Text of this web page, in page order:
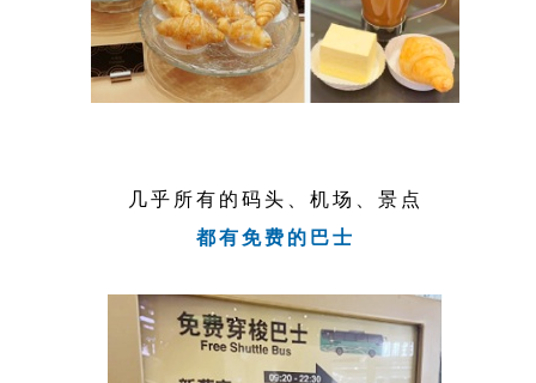
几乎所有的码头、机场、景点
都有免费的巴士